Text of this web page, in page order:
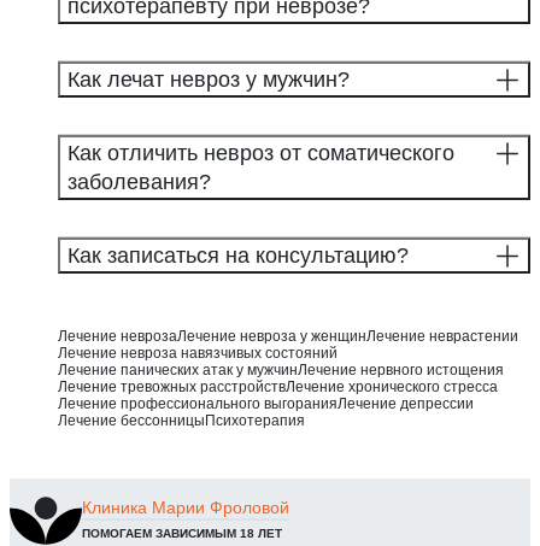
психотерапевту при неврозе?
Как лечат невроз у мужчин?
Как отличить невроз от соматического
заболевания?
Как записаться на консультацию?
Лечение неврозаЛечение невроза у женщинЛечение неврастении
Лечение невроза навязчивых состояний
Лечение панических атак у мужчинЛечение нервного истощения
Лечение тревожных расстройствЛечение хронического стресса
Лечение профессионального выгоранияЛечение депрессии
Лечение бессонницы Психотерапия
Клиника Марии Фроловой
ПОМОГАЕМ ЗАВИСИМЫМ 18 ЛЕТ